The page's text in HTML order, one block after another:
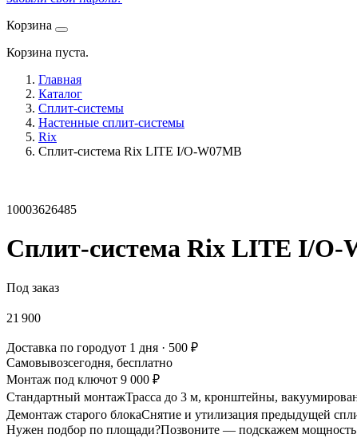
Корзина
Корзина пуста.
Главная
Каталог
Сплит-системы
Настенные сплит-системы
Rix
Сплит-система Rix LITE I/O-W07MB
10003626485
Сплит-система Rix LITE I/O-
Под заказ
21 900
Доставка по городуот 1 дня · 500 ₽
Самовывозсегодня, бесплатно
Монтаж под ключот 9 000 ₽
Стандартный монтажТрасса до 3 м, кронштейны,
Демонтаж старого блокаСнятие и утилизация предыдущей
Нужен подбор по площади?Позвоните — подскажем